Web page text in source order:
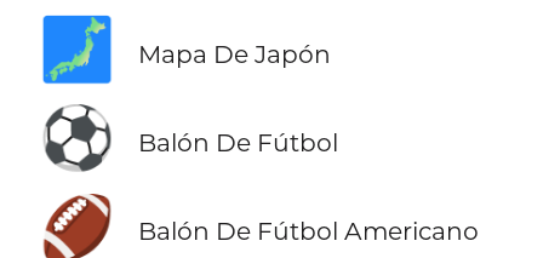
🗾 Mapa De Japón
⚽ Balón De Fútbol
🏈 Balón De Fútbol Americano